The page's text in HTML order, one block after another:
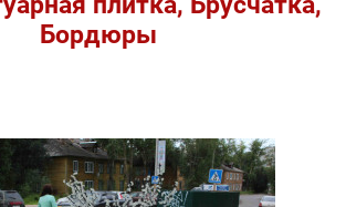
Бордюры